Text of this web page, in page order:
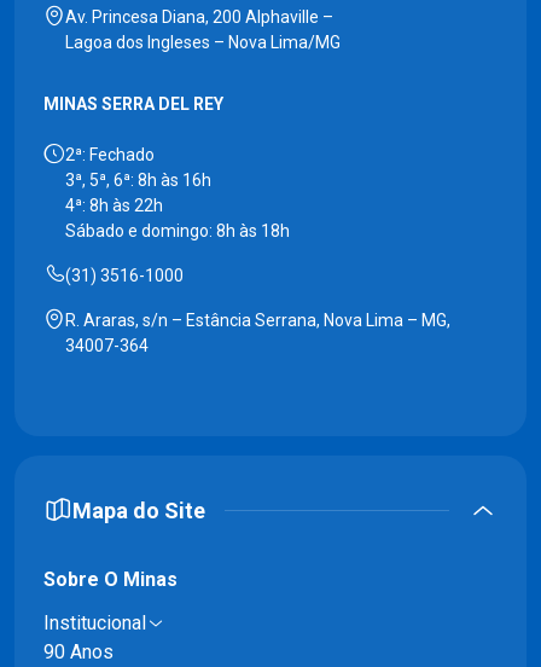
Av. Princesa Diana, 200 Alphaville –
Lagoa dos Ingleses – Nova Lima/MG
MINAS SERRA DEL REY
2ª: Fechado
3ª, 5ª, 6ª: 8h às 16h
4ª: 8h às 22h
Sábado e domingo: 8h às 18h
(31) 3516-1000
R. Araras, s/n – Estância Serrana, Nova Lima – MG,
34007-364
Mapa do Site
Sobre O Minas
Institucional
90 Anos